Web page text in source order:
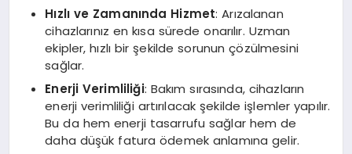
Hızlı ve Zamanında Hizmet: Arızalanan
cihazlarınız en kısa sürede onarılır. Uzman
ekipler, hızlı bir şekilde sorunun çözülmesini
sağlar.
Enerji Verimliliği: Bakım sırasında, cihazların
enerji verimliliği artırılacak şekilde işlemler yapılır.
Bu da hem enerji tasarrufu sağlar hem de
daha düşük fatura ödemek anlamına gelir.